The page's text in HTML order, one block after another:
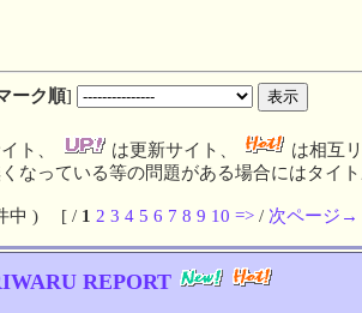
ーク順]
ト、 は更新サイト、 は相互
なっている等の問題がある場合にはタイ
中 ) [ / 1 2 3 4 5 6 7 8 9 10 =>/ 次ページ→
REPORT